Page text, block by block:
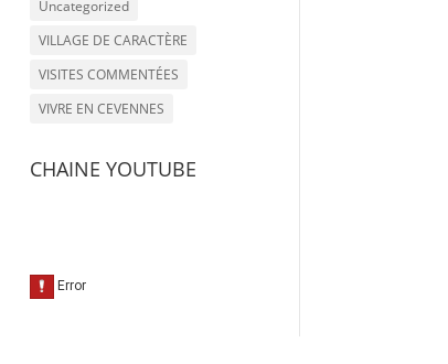
Uncategorized
VILLAGE DE CARACTÈRE
VISITES COMMENTÉES
VIVRE EN CEVENNES
CHAINE YOUTUBE